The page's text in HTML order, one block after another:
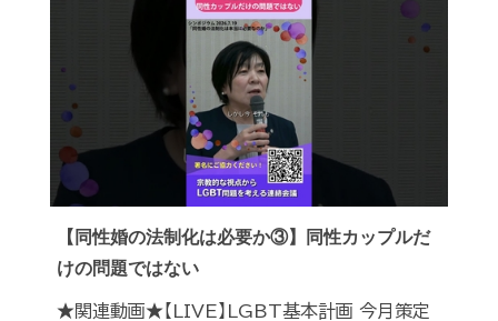
【同性婚の法制化は必要か③】同性カップルだ
けの問題ではない
★関連動画★【LIVE】LGBT基本計画 今月策定